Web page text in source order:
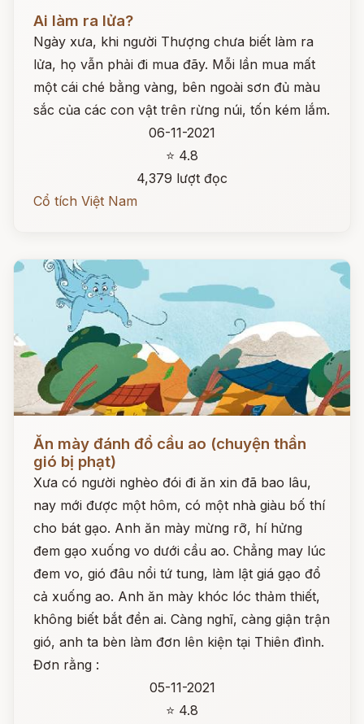
Ai làm ra lửa?
Ngày xưa, khi người Thượng chưa biết làm ra
lửa, họ vẫn phải đi mua đãy. Mỗi lần mua mất
một cái ché bằng vàng, bên ngoài sơn đủ màu
sắc của các con vật trên rừng núi, tốn kém lắm.
06-11-2021
⭐ 4.8
4,379 lượt đọc
Cổ tích Việt Nam
Đọc ngay
Ăn mày đánh đổ cầu ao (chuyện thần
gió bị phạt)
Xưa có người nghèo đói đi ăn xin đã bao lâu,
nay mới được một hôm, có một nhà giàu bố thí
cho bát gạo. Anh ăn mày mừng rỡ, hí hửng
đem gạo xuống vo dưới cầu ao. Chẳng may lúc
đem vo, gió đâu nổi tứ tung, làm lật giá gạo đổ
cả xuống ao. Anh ăn mày khóc lóc thảm thiết,
không biết bắt đền ai. Càng nghĩ, càng giận trận
gió, anh ta bèn làm đơn lên kiện tại Thiên đình.
Đơn rằng :
05-11-2021
⭐ 4.8